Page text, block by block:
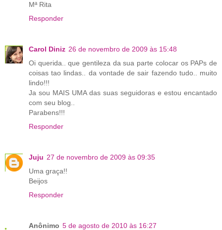
Mª Rita
Responder
Carol Diniz 26 de novembro de 2009 às 15:48
Oi querida.. que gentileza da sua parte colocar os PAPs de
coisas tao lindas.. da vontade de sair fazendo tudo.. muito
lindo!!!
Ja sou MAIS UMA das suas seguidoras e estou encantado
com seu blog..
Parabens!!!
Responder
Juju 27 de novembro de 2009 às 09:35
Uma graça!!
Beijos
Responder
Anônimo 5 de agosto de 2010 às 16:27